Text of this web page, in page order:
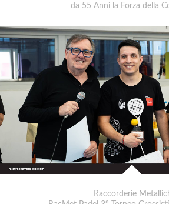
da 55 Anni la Forza della
Raccorderie